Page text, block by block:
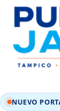
NUEVO